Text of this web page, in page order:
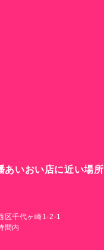
あいおい店に近い場所
区千代ヶ崎1-2-1
間内